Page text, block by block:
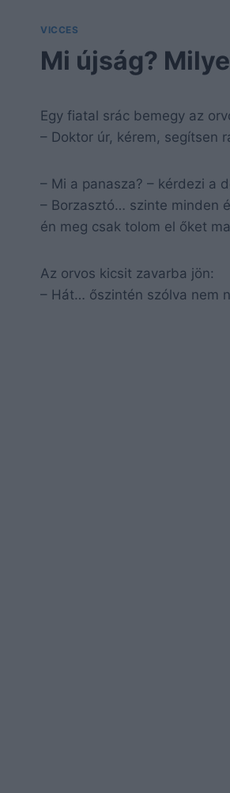
VICCES
Mi újság?
Egy fiatal srác bemegy az
– Doktor úr, kérem, segítsen
– Mi a panasza? – kérdezi a
– Borzasztó… szinte minden
én meg csak tolom el őket
Az orvos kicsit zavarba jön:
– Hát… őszintén szólva nem